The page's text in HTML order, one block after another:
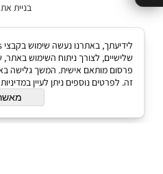
בניית
שלישיים, לצורך ניתוח השימוש באתר,
פרסום מותאם אישית. המשך גלישה
זה. לפרטים נוספים ניתן לעיין